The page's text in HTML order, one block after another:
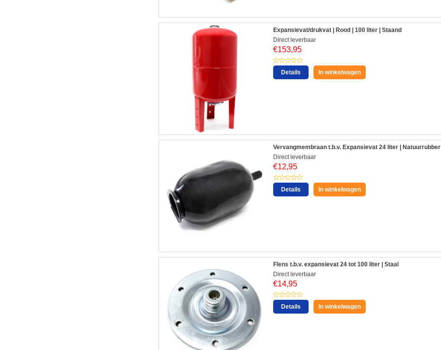
Expansievat/drukvat | Rood | 100 liter | Staand
Direct leverbaar
€153,95
Details In winkelwagen
Vervangmembraan t.b.v. Expansievat 24 liter |
Direct leverbaar
€12,95
Details In winkelwagen
Flens t.b.v. expansievat 24 tot 100 liter | Staal
Direct leverbaar
€14,95
Details In winkelwagen